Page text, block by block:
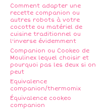
Comment adapter une
recette companion ou
autres robots à votre
cocotte ou matériel de
cuisine traditionnel ou
l'inverse évidemment
Companion ou Cookeo de
Moulinex lequel choisir et
pourquoi pas les deux si on
peut
Equivalence
companion/thermomix
Équivalence cookeo
companion